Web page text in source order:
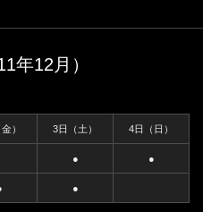
年12月）
） 3日（土） 4日（日）
● ●
●